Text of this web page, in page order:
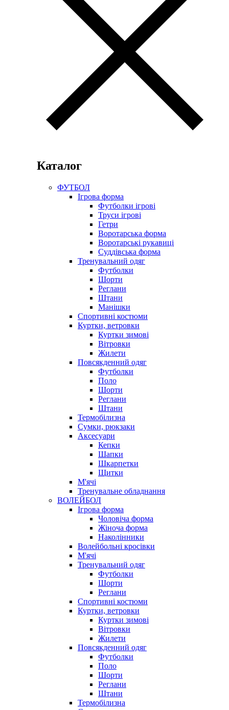
Каталог
ФУТБОЛ
Ігрова форма
Футболки ігрові
Труси ігрові
Гетри
Воротарська форма
Воротарські рукавиці
Суддівська форма
Тренувальний одяг
Футболки
Шорти
Реглани
Штани
Манішки
Спортивні костюми
Куртки, ветровки
Куртки зимові
Вітровки
Жилети
Повсякденний одяг
Футболки
Поло
Шорти
Реглани
Штани
Термобілизна
Сумки, рюкзаки
Аксесуари
Кепки
Шапки
Шкарпетки
Щитки
М'ячі
Тренувальне обладнання
ВОЛЕЙБОЛ
Ігрова форма
Чоловіча форма
Жіноча форма
Наколінники
Волейбольні кросівки
М'ячі
Тренувальний одяг
Футболки
Шорти
Реглани
Спортивні костюми
Куртки, ветровки
Куртки зимові
Вітровки
Жилети
Повсякденний одяг
Футболки
Поло
Шорти
Реглани
Штани
Термобілизна